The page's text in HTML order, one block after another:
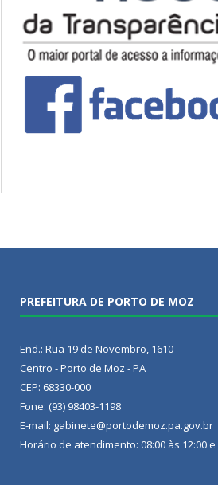
PREFEITURA DE PORTO DE MOZ
End.: Rua 19 de Novembro, 1610
Centro - Porto de Moz - PA
CEP: 68330-000
Fone: (93) 98403-1198
E-mail: gabinete@portodemoz.pa.gov.br
Horário de atendimento: 08:00 às 12:00 e